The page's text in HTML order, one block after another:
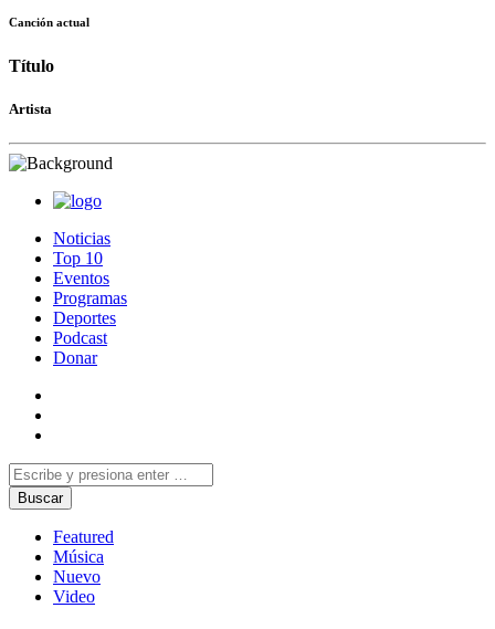
Canción actual
Título
Artista
Noticias
Top 10
Eventos
Programas
Deportes
Podcast
Donar
Featured
Música
Nuevo
Video